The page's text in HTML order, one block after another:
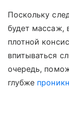
Поскольку
будет массаж,
плотной
впитываться
очередь,
глубже